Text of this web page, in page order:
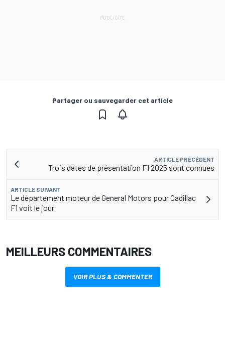
Partager ou sauvegarder cet article
ARTICLE PRÉCÉDENT
Trois dates de présentation F1 2025 sont connues
ARTICLE SUIVANT
Le département moteur de General Motors pour Cadillac
F1 voit le jour
MEILLEURS COMMENTAIRES
VOIR PLUS & COMMENTER